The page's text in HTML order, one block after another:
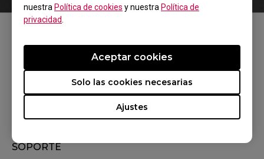
nuestra Política de cookies y nuestra Política de
privacidad
Ajustes
Solo las cookies necesarias
Aceptar cookies
SÍGUENOS
DÓNDE COMPRAR
SOPORTE